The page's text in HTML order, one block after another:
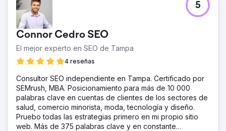
Connor Cedro SEO
El mejor experto en SEO de Tampa
4 reseñas
5
Consultor SEO independiente en Tampa. Certificado por
SEMrush, MBA. Posicionamiento para más de 10 000
palabras clave en cuentas de clientes de los sectores de
salud, comercio minorista, moda, tecnología y diseño.
Pruebo todas las estrategias primero en mi propio sitio
web. Más de 375 palabras clave y en constante